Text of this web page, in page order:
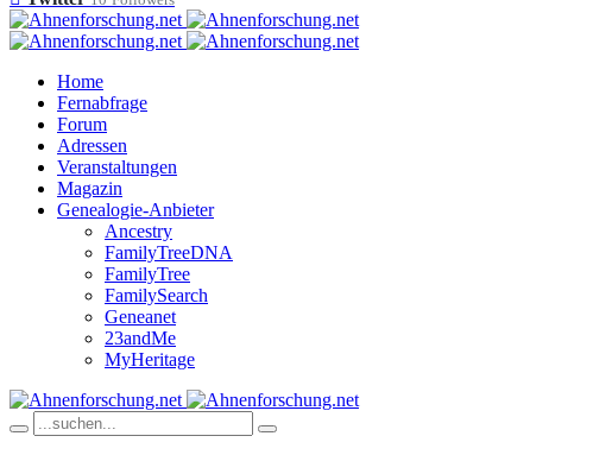
Home
Fernabfrage
Forum
Adressen
Veranstaltungen
Magazin
Genealogie-Anbieter
Ancestry
FamilyTreeDNA
FamilyTree
FamilySearch
Geneanet
23andMe
MyHeritage